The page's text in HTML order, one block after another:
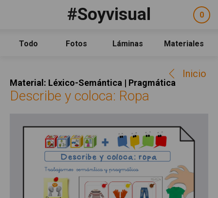
#Soyvisual
Todo
Fotos Láminas Materiales
0
Material: Léxico-Semántica | Pragmática
Inicio
Describe y coloca: Ropa
FacebookYouTubeTwitter
Qué es #Soyvisual
Guía de uso
Contacto
Legal
Aviso Legal